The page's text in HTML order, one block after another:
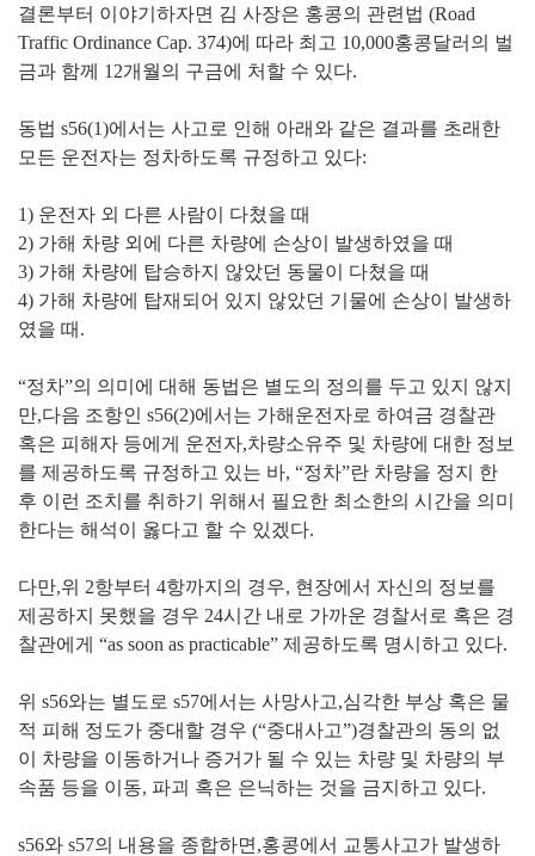
결론부터 이야기하자면 김 사장은 홍콩의 관련법 (Road
Traffic Ordinance Cap. 374)에 따라 최고 10,000홍콩달러의 벌
금과 함께 12개월의 구금에 처할 수 있다.
동법 s56(1)에서는 사고로 인해 아래와 같은 결과를 초래한
모든 운전자는 정차하도록 규정하고 있다:
1) 운전자 외 다른 사람이 다쳤을 때
2) 가해 차량 외에 다른 차량에 손상이 발생하였을 때
3) 가해 차량에 탑승하지 않았던 동물이 다쳤을 때
4) 가해 차량에 탑재되어 있지 않았던 기물에 손상이 발생하
였을 때.
“정차”의 의미에 대해 동법은 별도의 정의를 두고 있지 않지
만,다음 조항인 s56(2)에서는 가해운전자로 하여금 경찰관
혹은 피해자 등에게 운전자,차량소유주 및 차량에 대한 정보
를 제공하도록 규정하고 있는 바, “정차”란 차량을 정지 한
후 이런 조치를 취하기 위해서 필요한 최소한의 시간을 의미
한다는 해석이 옳다고 할 수 있겠다.
다만,위 2항부터 4항까지의 경우, 현장에서 자신의 정보를
제공하지 못했을 경우 24시간 내로 가까운 경찰서로 혹은 경
찰관에게 “as soon as practicable” 제공하도록 명시하고 있다.
위 s56와는 별도로 s57에서는 사망사고,심각한 부상 혹은 물
적 피해 정도가 중대할 경우 (“중대사고”)경찰관의 동의 없
이 차량을 이동하거나 증거가 될 수 있는 차량 및 차량의 부
속품 등을 이동, 파괴 혹은 은닉하는 것을 금지하고 있다.
s56와 s57의 내용을 종합하면,홍콩에서 교통사고가 발생하